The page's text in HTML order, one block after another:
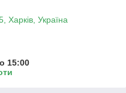
Харків, Україна
15:00